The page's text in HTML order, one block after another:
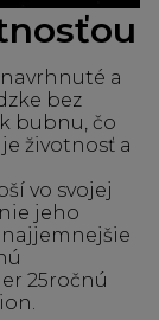
a
bez
bubnu, čo
životnosť a
vo svojej
jeho
25ročnú